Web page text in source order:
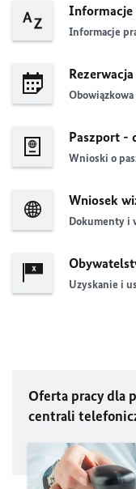
Informacje
Informacje
Paszport -
Wnioski o
Wniosek
Dokumenty i
Uzyskanie i
Oferta pracy dla
centrali